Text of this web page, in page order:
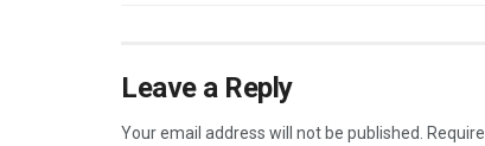
Leave a Reply
Your email address will not be published.